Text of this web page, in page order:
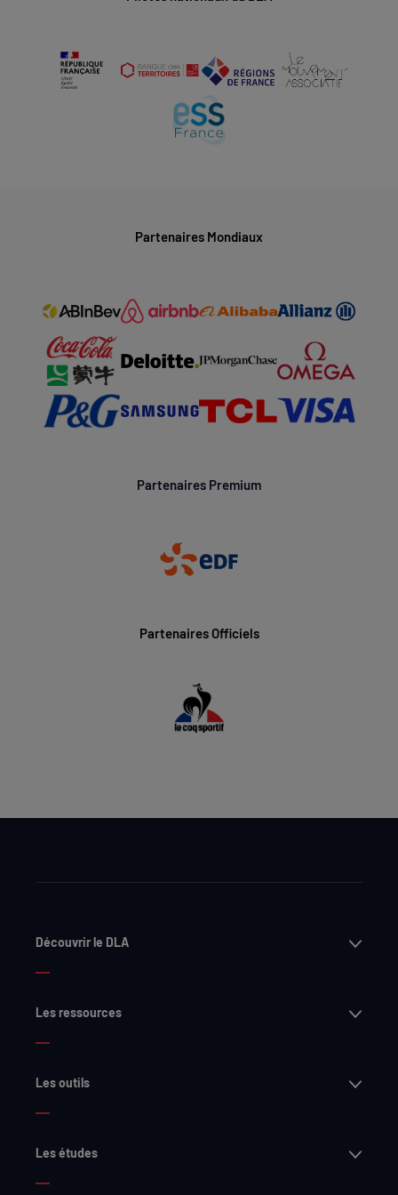
Partenaires Mondiaux
Partenaires Premium
Partenaires Officiels
Découvrir le DLA
Les ressources
Les outils
Les études